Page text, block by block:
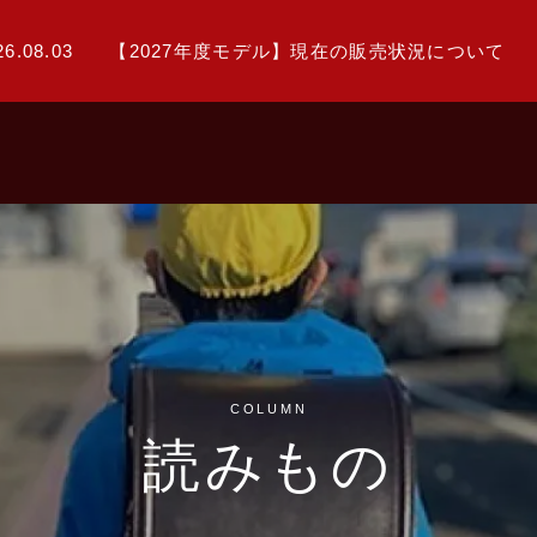
【2027年度モデル】現在の販売状況について
COLUMN
読みもの